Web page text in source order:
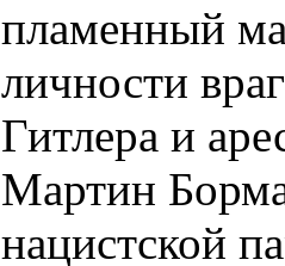
пламенный
личности
Гитлера и
Мартин
нацистской